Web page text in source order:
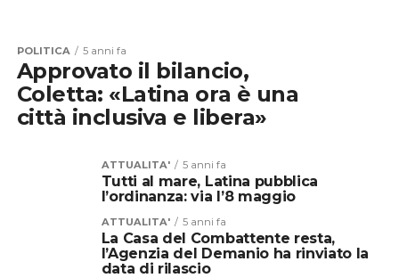
POLITICA 5 anni fa
Approvato il bilancio,
Coletta: «Latina ora è una
città inclusiva e libera»
ATTUALITA' 5 anni fa
Tutti al mare, Latina pubblica
l’ordinanza: via l’8 maggio
ATTUALITA' 5 anni fa
La Casa del Combattente resta,
l’Agenzia del Demanio ha rinviato la
data di rilascio